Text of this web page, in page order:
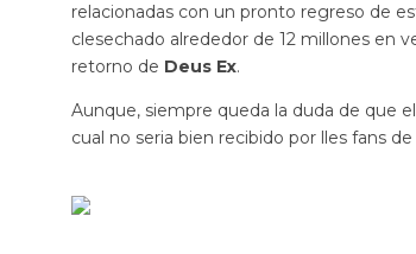
relacionadas con un pronto regreso de
clesechado alrededor de 12 millones en
retorno de Deus Ex.
Aunque, siempre queda la duda de que
cual no seria bien recibido por lles fans de